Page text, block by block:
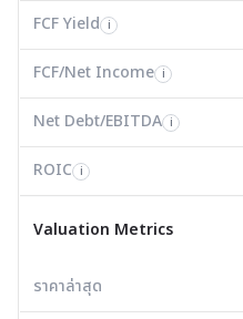
FCF/Net Income
ROIC i
Valuation Metrics
P/BV
FCF Yield i
FCF/Net Income i
Net Debt/EBITDA i
ROIC i
Valuation Metrics
ราคาล่าสุด